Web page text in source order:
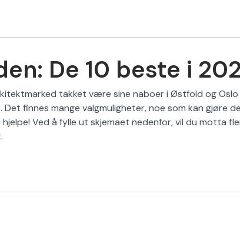
De 10 beste i
takket være sine naboer i Østfold og
finnes mange valgmuligheter, noe som kan gjøre
hjelpe! Ved å fylle ut skjemaet nedenfor, vil du motta